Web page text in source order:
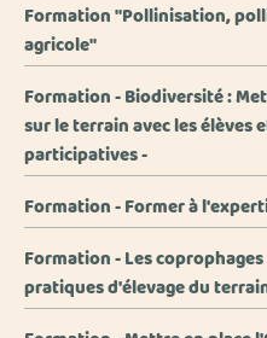
Formation "Pollinisation,
agricole"
Formation - Biodiversité :
sur le terrain avec les élèves
participatives -
Formation - Former à
Formation - Les
pratiques d'élevage du